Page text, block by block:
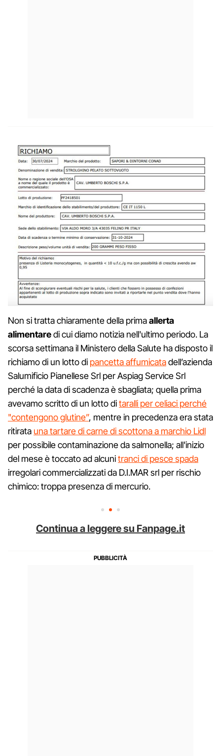
Non si tratta chiaramente della primaallerta
alimentaredi cui diamo notizia nell'ultimo periodo. La
scorsa settimana il Ministero della Salute ha disposto il
richiamo di un lotto di pancetta affumicatadell’azienda
Salumificio Pianellese Srl per Aspiag Service Srl
perché la data di scadenza è sbagliata; quella prima
avevamo scritto di un lotto ditaralli per celiaci perché
"contengono glutine”, mentre in precedenza era stata
ritirata una tartare di carne di scottona a marchio Lidl
per possibile contaminazione da salmonella; all'inizio
del mese è toccato ad alcunitranci di pesce spada
irregolari commercializzati da D.I.MAR srl per rischio
chimico: troppa presenza di mercurio.
Continua a leggere su Fanpage.it